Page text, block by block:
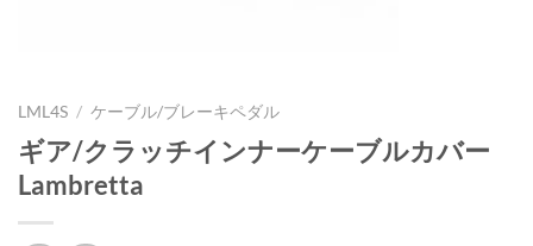
LML4S / ケーブル/ブレーキペダル
ギア/クラッチインナーケーブルカバー
Lambretta